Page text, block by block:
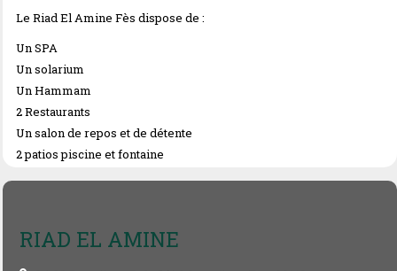
Le Riad El Amine Fès dispose de :
Un SPA
Un solarium
Un Hammam
2 Restaurants
Un salon de repos et de détente
2 patios piscine et fontaine
RIAD EL AMINE